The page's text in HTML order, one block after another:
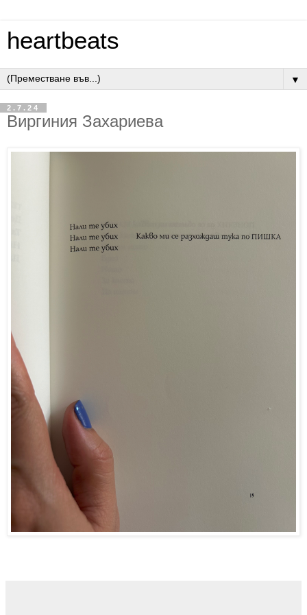
heartbeats
▼
2.7.24
Виргиния Захариева